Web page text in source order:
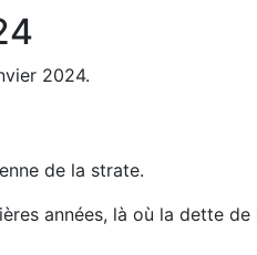
2024.
de la strate.
années, là où la dette de